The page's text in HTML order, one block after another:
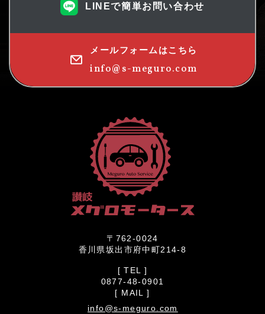
LINEで簡単お問い合わせ
メールフォームはこちら
info@s-meguro.com
〒762-0024
香川県坂出市府中町214-8
[ TEL ]
0877-48-0901
[ MAIL ]
info@s-meguro.com